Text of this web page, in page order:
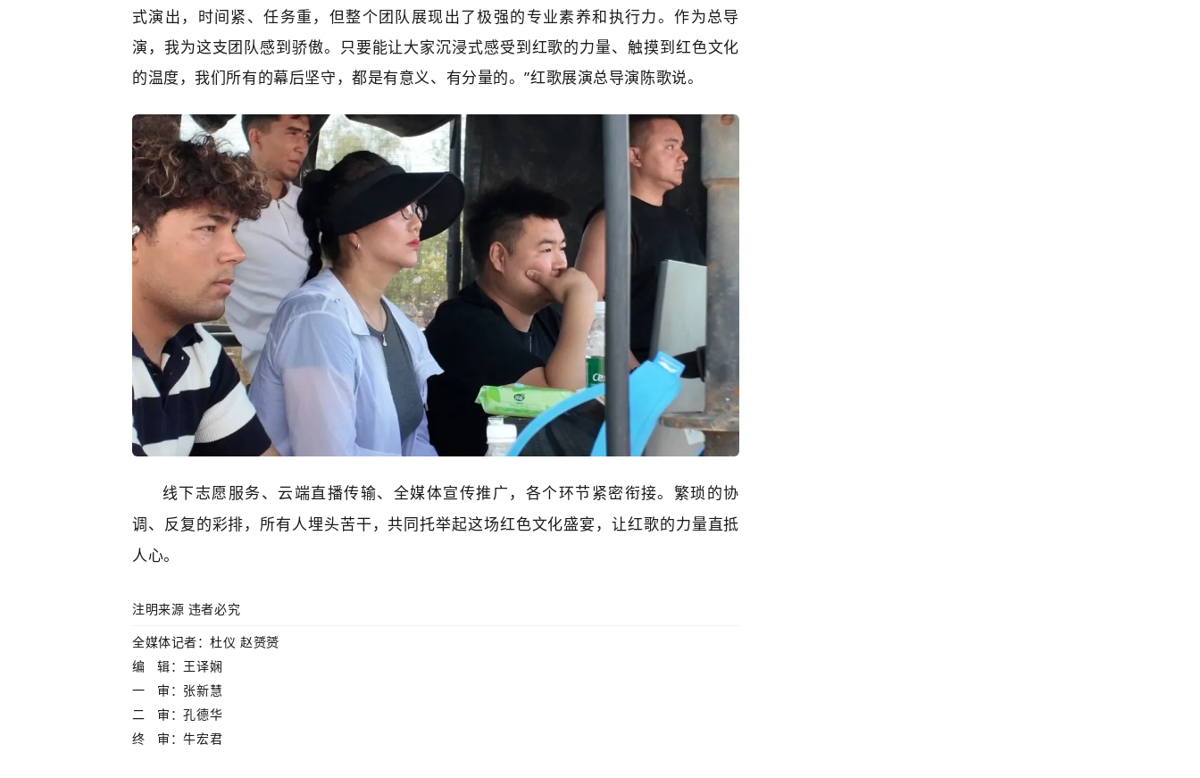
式演出， 时间紧、任务重，但整个团队展现出了极强的专业素养和执行力。作为总导
演，我为这支团队感到骄傲。只要能让大家沉浸式感受到红歌的力量、触摸到红色文化
的温度，我们所有的幕后坚守，都是有意义、有分量的。”红歌展演总导演陈歌说。
线下志愿服务、云端直播传输、全媒体宣传推广，各个环节紧密衔接。繁琐的协
调、反复的彩排，所有人埋头苦干，共同托举起这场红色文化盛宴，让红歌的力量直抵
人心。
注明来源 违者必究
全媒体记者：杜仪 赵赟赟
编 辑：王译娴
一 审： 张新慧
二 审：孔德华
终 审：牛宏君